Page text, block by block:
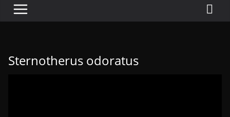
Sternotherus odoratus